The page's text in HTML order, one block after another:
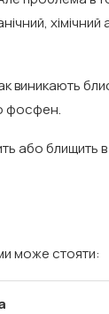
хімічний
виникають
фосфен.
або блищить в
може стояти: